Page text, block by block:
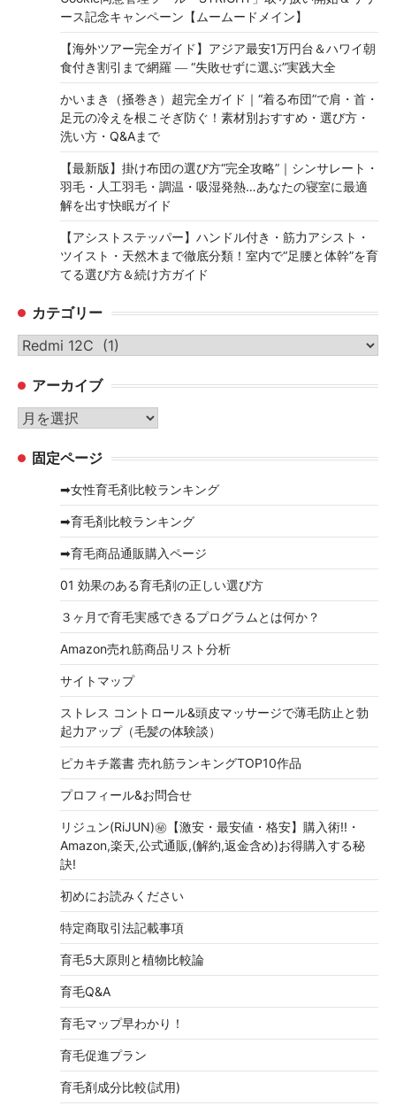
ース記念キャンペーン【ムームードメイン】
【海外ツアー完全ガイド】アジア最安1万円台＆ハワイ朝
食付き割引まで網羅 ― “失敗せずに選ぶ”実践大全
かいまき（掻巻き）超完全ガイド｜“着る布団”で肩・首・
足元の冷えを根こそぎ防ぐ！素材別おすすめ・選び方・
洗い方・Q&Aまで
【最新版】掛け布団の選び方“完全攻略”｜シンサレート・
羽毛・人工羽毛・調温・吸湿発熱…あなたの寝室に最適
解を出す快眠ガイド
【アシストステッパー】ハンドル付き・筋力アシスト・
ツイスト・天然木まで徹底分類！室内で“足腰と体幹”を育
てる選び方＆続け方ガイド
カテゴリー
カ
ゴ
リ
ー
アーカイブ
ア
カ 固定ページ
➡女性育毛剤比較ランキング
➡育毛剤比較ランキング
➡育毛商品通販購入ページ
01 効果のある育毛剤の正しい選び方
３ヶ月で育毛実感できるプログラムとは何か？
Amazon売れ筋商品リスト分析
サイトマップ
ストレス コントロール&頭皮マッサージで薄毛防止と勃
起力アップ（毛髪の体験談）
ピカキチ叢書 売れ筋ランキングTOP10作品
プロフィール&お問合せ
リジュン(RiJUN)㊙【激安・最安値・格安】購入術!!・
Amazon,楽天,公式通販,(解約,返金含め)お得購入する秘
訣!
初めにお読みください
特定商取引法記載事項
育毛5大原則と植物比較論
育毛Q&A
育毛マップ早わかり！
育毛促進プラン
育毛剤成分比較(試用)